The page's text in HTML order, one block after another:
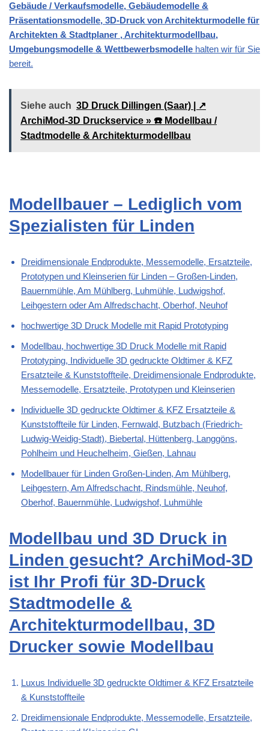
Gebäude / Verkaufsmodelle, Gebäudemodelle &
Präsentationsmodelle, 3D-Druck von Architekturmodelle für
Architekten & Stadtplaner , Architekturmodellbau,
Umgebungsmodelle & Wettbewerbsmodelle halten wir für Sie
bereit.
Siehe auch 3D Druck Dillingen (Saar) | ↗️
ArchiMod-3D Druckservice » ☎️ Modellbau /
Stadtmodelle & Architekturmodellbau
Modellbauer – Lediglich vom
Spezialisten für Linden
Dreidimensionale Endprodukte, Messemodelle, Ersatzteile,
Prototypen und Kleinserien für Linden – Großen-Linden,
Bauernmühle, Am Mühlberg, Luhmühle, Ludwigshof,
Leihgestern oder Am Alfredschacht, Oberhof, Neuhof
hochwertige 3D Druck Modelle mit Rapid Prototyping
Modellbau, hochwertige 3D Druck Modelle mit Rapid
Prototyping, Individuelle 3D gedruckte Oldtimer & KFZ
Ersatzteile & Kunststoffteile, Dreidimensionale Endprodukte,
Messemodelle, Ersatzteile, Prototypen und Kleinserien
Individuelle 3D gedruckte Oldtimer & KFZ Ersatzteile &
Kunststoffteile für Linden, Fernwald, Butzbach (Friedrich-
Ludwig-Weidig-Stadt), Biebertal, Hüttenberg, Langgöns,
Pohlheim und Heuchelheim, Gießen, Lahnau
Modellbauer für Linden Großen-Linden, Am Mühlberg,
Leihgestern, Am Alfredschacht, Rindsmühle, Neuhof,
Oberhof, Bauernmühle, Ludwigshof, Luhmühle
Modellbau und 3D Druck in
Linden gesucht? ArchiMod-3D
ist Ihr Profi für 3D-Druck
Stadtmodelle &
Architekturmodellbau, 3D
Drucker sowie Modellbau
Luxus Individuelle 3D gedruckte Oldtimer & KFZ Ersatzteile
& Kunststoffteile
Dreidimensionale Endprodukte, Messemodelle, Ersatzteile,